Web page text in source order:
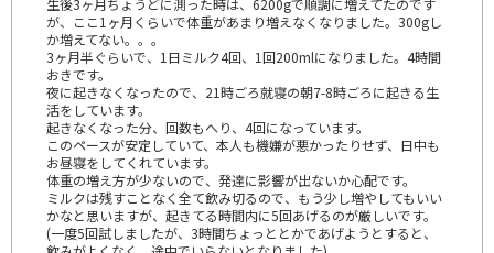
が、ここ1ヶ月くらいで体重があまり増えなくなりました。300gし
か増えてない。。。
3ヶ月半ぐらいで、1日ミルク4回、1回200mlになりました。4時間
おきです。
夜に起きなくなったので、21時ごろ就寝の朝7-8時ごろに起きる生
活をしています。
起きなくなった分、回数もへり、4回になっています。
このペースが安定していて、本人も機嫌が悪かったりせず、日中も
お昼寝をしてくれています。
体重の増え方が少ないので、発達に影響が出ないか心配です。
ミルクは残すことなく全て飲み切るので、もう少し増やしてもいい
かなと思いますが、起きてる時間内に5回あげるのが厳しいです。
(一度5回試しましたが、3時間ちょっととかであげようとすると、